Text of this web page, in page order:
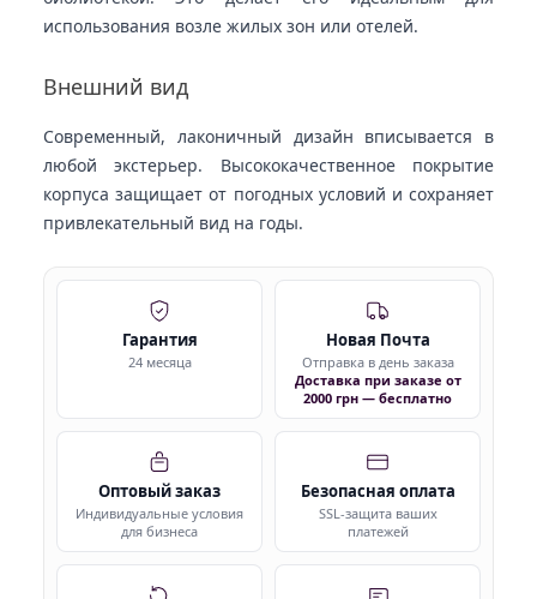
использования возле жилых зон или отелей.
Внешний вид
Современный, лаконичный дизайн вписывается в
любой экстерьер. Высококачественное покрытие
корпуса защищает от погодных условий и сохраняет
привлекательный вид на годы.
Гарантия
24 месяца
Новая Почта
Отправка в день заказа
Доставка при заказе от
2000 грн — бесплатно
Оптовый заказ
Индивидуальные условия
для бизнеса
Безопасная оплата
SSL-защита ваших
платежей